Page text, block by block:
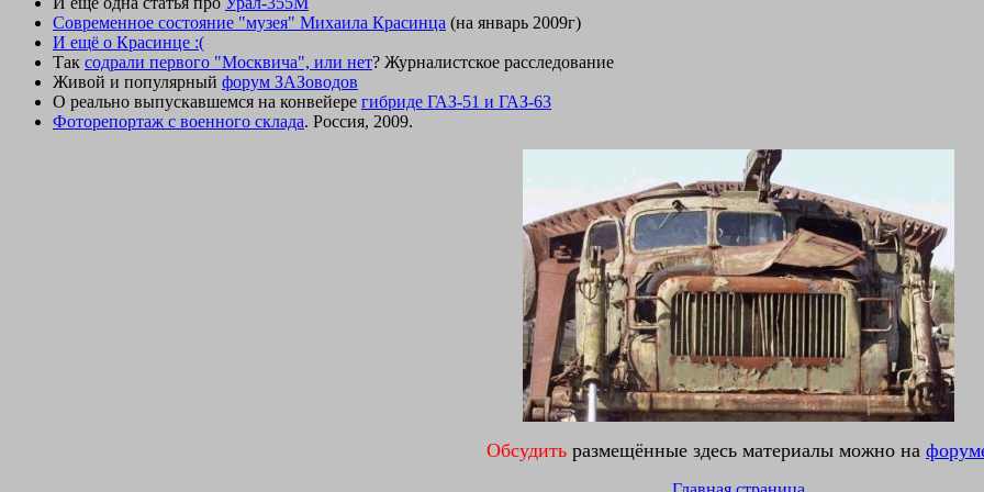
Современное состояние "музея" Михаила Красинца (на январь 2009г)
И ещё о Красинце :(
Так содрали первого "Москвича", или нет? Журналистское расследование
Живой и популярный форум ЗАЗоводов
О реально выпускавшемся на конвейере гибриде ГАЗ-51 и ГАЗ-63
Фоторепортаж с военного склада. Россия, 2009.
Обсудить размещённые здесь материалы можно на